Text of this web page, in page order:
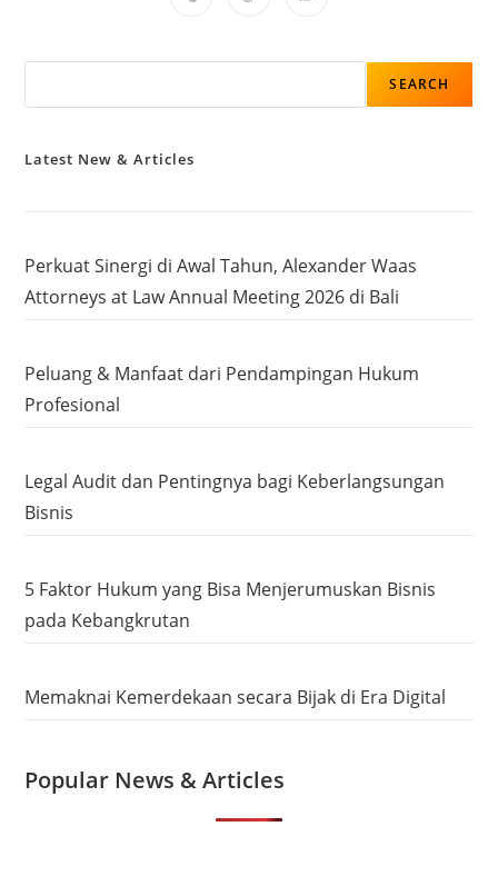
SEARCH
Latest New & Articles
Perkuat Sinergi di Awal Tahun, Alexander Waas
Attorneys at Law Annual Meeting 2026 di Bali
Peluang & Manfaat dari Pendampingan Hukum
Profesional
Legal Audit dan Pentingnya bagi Keberlangsungan
Bisnis
5 Faktor Hukum yang Bisa Menjerumuskan Bisnis
pada Kebangkrutan
Memaknai Kemerdekaan secara Bijak di Era Digital
Popular News & Articles